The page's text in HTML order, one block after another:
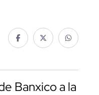
Banxico a la